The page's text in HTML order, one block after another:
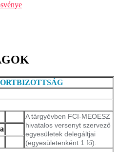
A tárgyévben FCI-MEOESZ
hivatalos versenyt szervező
egyesületek delegáltjai
(egyesületenként 1 fő).